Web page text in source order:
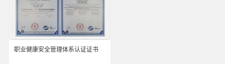
职业健康安全管理体系认证证书